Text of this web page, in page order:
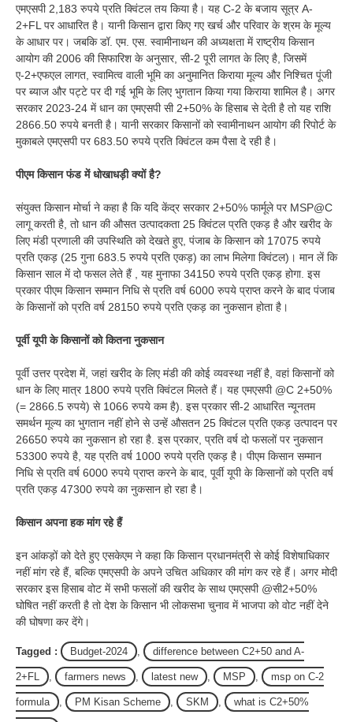
एमएसपी 2,183 रुपये प्रति क्विंटल तय किया है। यह C-2 के बजाय सूत्र A-
2+FL पर आधारित है। यानी किसान द्वारा किए गए खर्च और परिवार के श्रम के मूल्य
के आधार पर। जबकि डॉ. एम. एस. स्वामीनाथन की अध्यक्षता में राष्ट्रीय किसान
आयोग की 2006 की सिफारिश के अनुसार, सी-2 पूरी लागत के लिए है, जिसमें
ए-2+एफएल लागत, स्वामित्व वाली भूमि का अनुमानित किराया मूल्य और निश्चित पूंजी
पर ब्याज और पट्टे पर दी गई भूमि के लिए भुगतान किया गया किराया शामिल है। अगर
सरकार 2023-24 में धान का एमएसपी सी 2+50% के हिसाब से देती है तो यह राशि
2866.50 रुपये बनती है। यानी सरकार किसानों को स्वामीनाथन आयोग की रिपोर्ट के
मुकाबले एमएसपी पर 683.50 रुपये प्रति क्विंटल कम पैसा दे रही है।
पीएम किसान फंड में धोखाधड़ी क्यों है?
संयुक्त किसान मोर्चा ने कहा है कि यदि केंद्र सरकार 2+50% फार्मूले पर MSP@C
लागू करती है, तो धान की औसत उत्पादकता 25 क्विंटल प्रति एकड़ है और खरीद के
लिए मंडी प्रणाली की उपस्थिति को देखते हुए, पंजाब के किसान को 17075 रुपये
प्रति एकड़ (25 गुना 683.5 रुपये प्रति एकड़) का लाभ मिलेगा क्विंटल)। मान लें कि
किसान साल में दो फसल लेते हैं , यह मुनाफा 34150 रुपये प्रति एकड़ होगा. इस
प्रकार पीएम किसान सम्मान निधि से प्रति वर्ष 6000 रुपये प्राप्त करने के बाद पंजाब
के किसानों को प्रति वर्ष 28150 रुपये प्रति एकड़ का नुकसान होता है।
पूर्वी यूपी के किसानों को कितना नुकसान
पूर्वी उत्तर प्रदेश में, जहां खरीद के लिए मंडी की कोई व्यवस्था नहीं है, वहां किसानों को
धान के लिए मात्र 1800 रुपये प्रति क्विंटल मिलते हैं। यह एमएसपी @C 2+50%
(= 2866.5 रुपये) से 1066 रुपये कम है). इस प्रकार सी-2 आधारित न्यूनतम
समर्थन मूल्य का भुगतान नहीं होने से उन्हें औसतन 25 क्विंटल प्रति एकड़ उत्पादन पर
26650 रुपये का नुकसान हो रहा है. इस प्रकार, प्रति वर्ष दो फसलों पर नुकसान
53300 रुपये है, यह प्रति वर्ष 1000 रुपये प्रति एकड़ है। पीएम किसान सम्मान
निधि से प्रति वर्ष 6000 रुपये प्राप्त करने के बाद, पूर्वी यूपी के किसानों को प्रति वर्ष
प्रति एकड़ 47300 रुपये का नुकसान हो रहा है।
किसान अपना हक मांग रहे हैं
इन आंकड़ों को देते हुए एसकेएम ने कहा कि किसान प्रधानमंत्री से कोई विशेषाधिकार
नहीं मांग रहे हैं, बल्कि एमएसपी के अपने उचित अधिकार की मांग कर रहे हैं। अगर मोदी
सरकार इस हिसाब वोट में सभी फसलों की खरीद के साथ एमएसपी @सी2+50%
घोषित नहीं करती है तो देश के किसान भी लोकसभा चुनाव में भाजपा को वोट नहीं देने
की घोषणा कर देंगे।
Tagged : Budget-2024 , difference between C2+50 and A-
2+FL , farmers news , latest new , MSP , msp on C-2
formula , PM Kisan Scheme , SKM , what is C2+50%